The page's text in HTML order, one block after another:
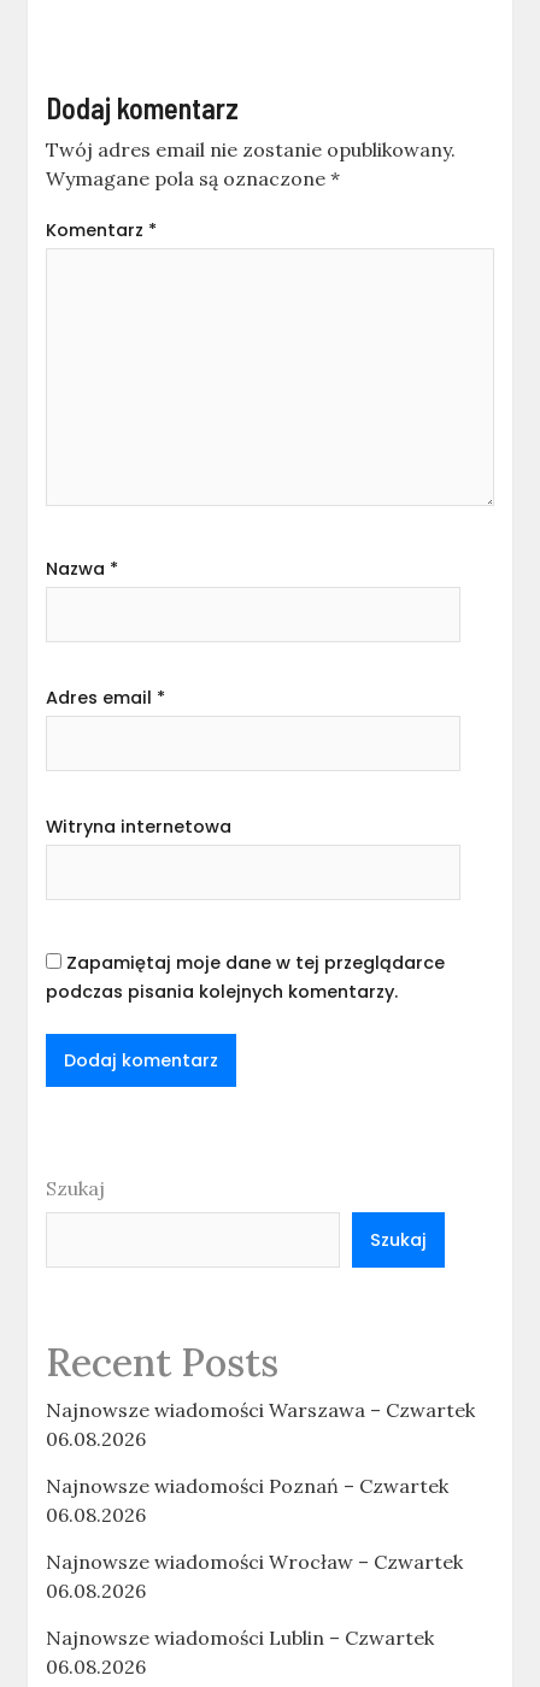
Dodaj komentarz
Twój adres email nie zostanie opublikowany.
Wymagane pola są oznaczone*
Komentarz *
Nazwa *
Adres email *
Witryna internetowa
Zapamiętaj moje dane w tej przeglądarce
podczas pisania kolejnych komentarzy.
Szukaj
Szukaj
Recent Posts
Najnowsze wiadomości Warszawa – Czwartek
06.08.2026
Najnowsze wiadomości Poznań – Czwartek
06.08.2026
Najnowsze wiadomości Wrocław – Czwartek
06.08.2026
Najnowsze wiadomości Lublin – Czwartek
06.08.2026